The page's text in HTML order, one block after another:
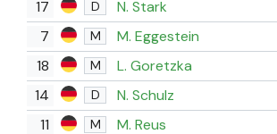
17 D
N. Stark
7
M
M. Eggestein
18
M L. Goretzka
14 D N. Schulz
11 M M. Reus